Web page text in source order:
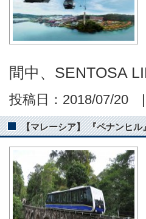
間中、SENTOSA
投稿日：2018/07/20
【マレーシア】 『ペナンヒ